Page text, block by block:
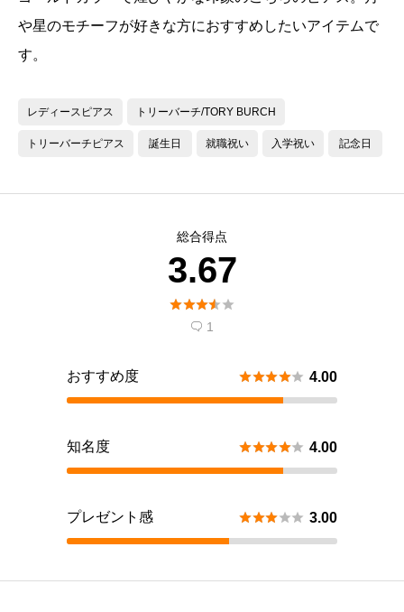
や星のモチーフが好きな方におすすめしたいアイテムで
す。
レディースピアス トリーバーチ/TORY BURCH
トリーバーチピアス 誕生日 就職祝い 入学祝い 記念日
総合得点
3.67

 1
おすすめ度  4.00
知名度  4.00
プレゼント感  3.00